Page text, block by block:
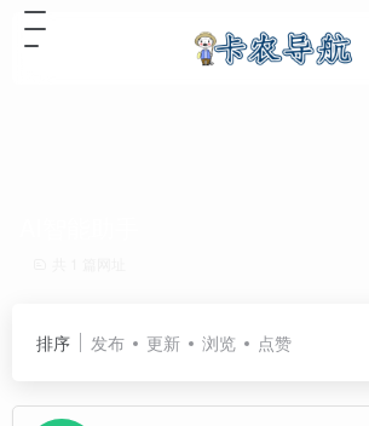
排序 发布 更新 浏览 点赞